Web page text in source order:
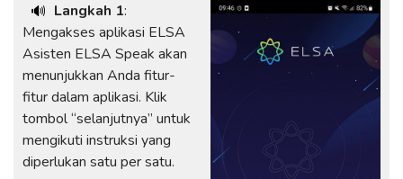
🔊 Langkah 1:
Mengakses aplikasi ELSA
Asisten ELSA Speak akan
menunjukkan Anda fitur-
fitur dalam aplikasi. Klik
tombol “selanjutnya” untuk
mengikuti instruksi yang
diperlukan satu per satu.